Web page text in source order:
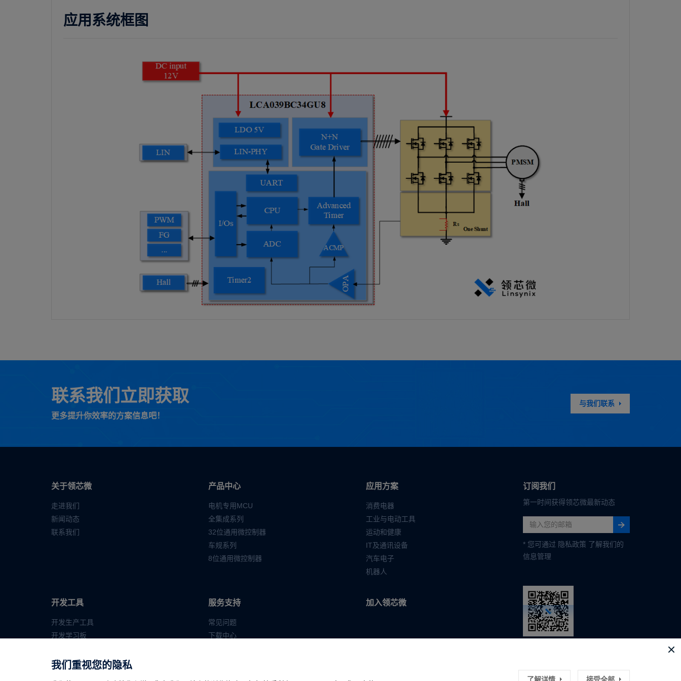
应用系统框图
联系我们立即获取
更多提升你效率的方案信息吧！
与我们联系
关于领芯微
走进我们
新闻动态
联系我们
产品中心
电机专用MCU
全集成系列
32位通用微控制器
车规系列
8位通用微控制器
应用方案
消费电器
工业与电动工具
运动和健康
IT及通讯设备
汽车电子
机器人
开发工具
开发生产工具
开发学习板
服务支持
常见问题
下载中心
加入领芯微
订阅我们
第一时间获得领芯微最新动态
* 您可通过 隐私政策 了解我们的
信息管理
我们重视您的隐私